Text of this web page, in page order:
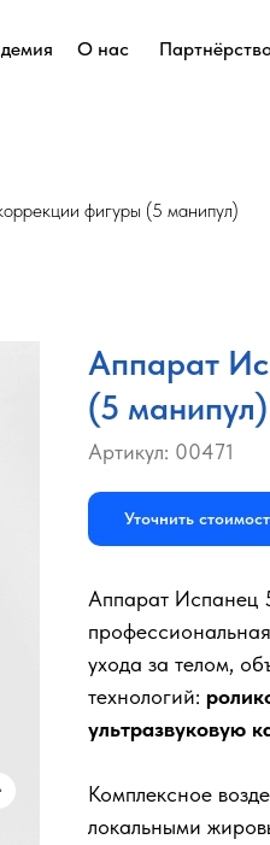
О нас
фигуры (5 манипул)
Аппарат
(5 манипул)
Артикул: 00471
Уточнить
Аппарат Испанец
ухода за телом,
технологий:
ультразвуковую
Комплексное
локальными